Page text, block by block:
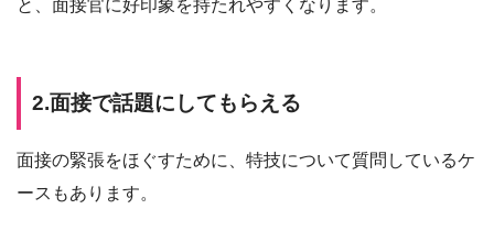
と、面接官に好印象を持たれやすくなります。
2.面接で話題にしてもらえる
面接の緊張をほぐすために、特技について質問しているケ
ースもあります。